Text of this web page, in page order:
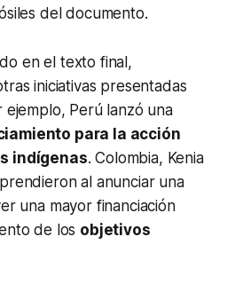
del documento.
en el texto final,
iniciativas presentadas
ejemplo, Perú lanzó una
para la acción
indígenas. Colombia, Kenia
al anunciar una
una mayor financiación
de los objetivos